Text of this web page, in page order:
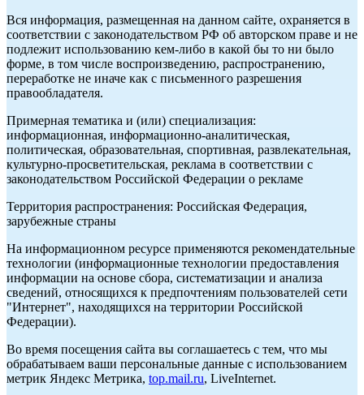
Вся информация, размещенная на данном сайте, охраняется в
соответствии с законодательством РФ об авторском праве и не
подлежит использованию кем-либо в какой бы то ни было
форме, в том числе воспроизведению, распространению,
переработке не иначе как с письменного разрешения
правообладателя.
Примерная тематика и (или) специализация:
информационная, информационно-аналитическая,
политическая, образовательная, спортивная, развлекательная,
культурно-просветительская, реклама в соответствии с
законодательством Российской Федерации о рекламе
Территория распространения: Российская Федерация,
зарубежные страны
На информационном ресурсе применяются рекомендательные
технологии (информационные технологии предоставления
информации на основе сбора, систематизации и анализа
сведений, относящихся к предпочтениям пользователей сети
"Интернет", находящихся на территории Российской
Федерации).
Во время посещения сайта вы соглашаетесь с тем, что мы
обрабатываем ваши персональные данные с использованием
метрик Яндекс Метрика, top.mail.ru, LiveInternet.